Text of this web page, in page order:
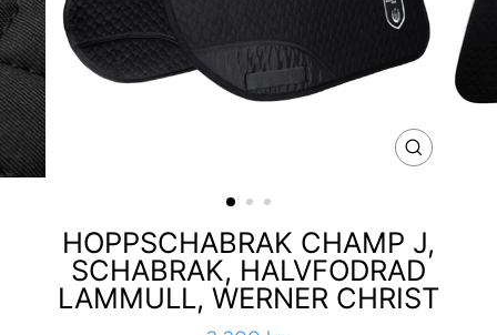
HOPPSCHABRAK CHAMP J,
SCHABRAK, HALVFODRAD
LAMMULL, WERNER CHRIST